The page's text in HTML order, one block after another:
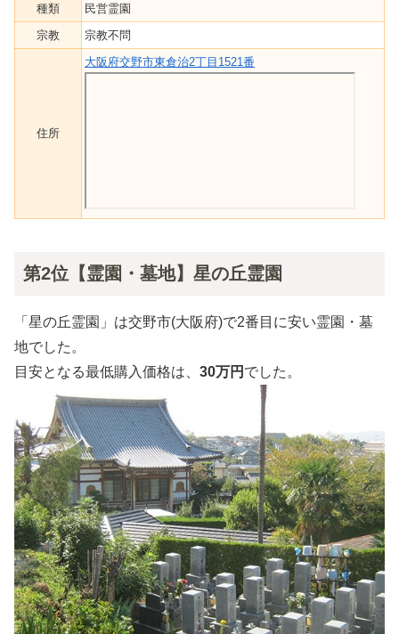
種類
民営霊園
宗教
宗教不問
住所
大阪府交野市東倉治2丁目1521番
第2位【霊園・墓地】星の丘霊園
「星の丘霊園」は交野市(大阪府)で2番目に安い霊園・墓
地でした。
目安となる最低購入価格は、 30万円 でした。